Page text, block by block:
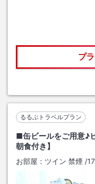
プ
るるぶトラベルプラン
■缶ビールをご用意♪
朝食付き】
お部屋： ツイン 禁煙 /